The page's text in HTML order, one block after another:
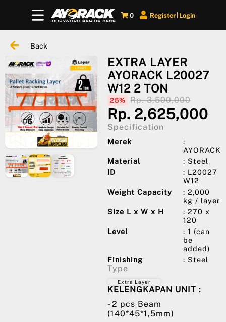
0 Register Login
Back
EXTRA LAYER
AYORACK L20027
W12 2 TON
25% Rp. 3,500,000
Rp. 2,625,000
Specification
Merek
:
AYORACK
Material
: Steel
ID
: L20027
W12
Weight Capacity
: 2,000
kg / layer
Size L x W x H
: 270 x
120
Level
: 1 (can
be
added)
Finishing
: Steel
Type
Extra Layer
KELENGKAPAN UNIT :
- 2 pcs Beam
(140*45*1,5mm)